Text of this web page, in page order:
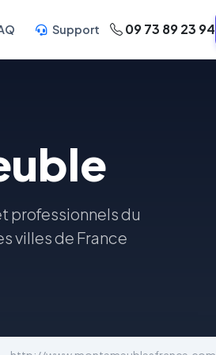
Support 09 73 89 23 94
professionnels du
villes de France